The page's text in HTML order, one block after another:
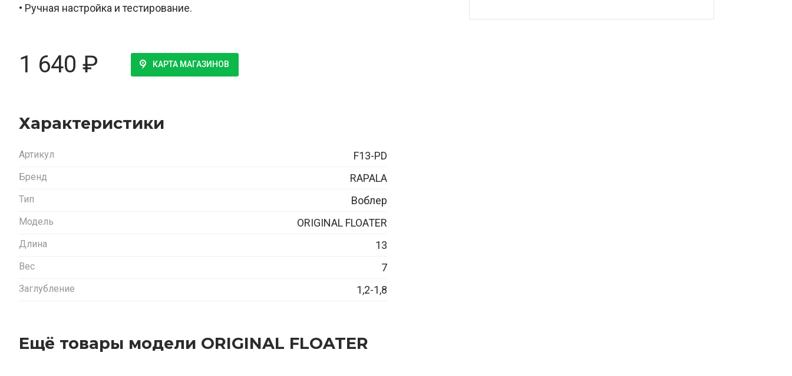
• Ручная настройка и тестирование.
1 640 ₽ КАРТА МАГАЗИНОВ
Характеристики
Артикул F13-PD
Бренд RAPALA
Тип Воблер
Модель ORIGINAL FLOATER
Длина 13
Вес 7
Заглубление 1,2-1,8
Ещё товары модели ORIGINAL FLOATER